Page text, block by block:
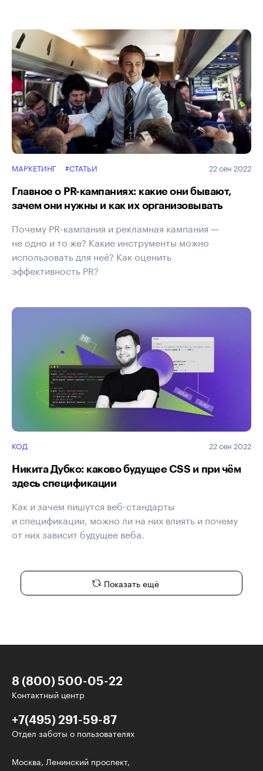
МАРКЕТИНГ #СТАТЬИ 22 сен 2022
Главное о PR-кампаниях: какие они бывают,
зачем они нужны и как их организовывать
Почему PR-кампания и рекламная кампания —
не одно и то же? Какие инструменты можно
использовать для неё? Как оценить
эффективность PR?
КОД 22 сен 2022
Никита Дубко: каково будущее CSS и при чём
здесь спецификации
Как и зачем пишутся веб-стандарты
и спецификации, можно ли на них влиять и почему
от них зависит будущее веба.
Показать ещё
8 (800) 500-05-22
Контактный центр
+7(495) 291-59-87
Отдел заботы о пользователях
Москва, Ленинский проспект,
У нас есть классные рассылки!